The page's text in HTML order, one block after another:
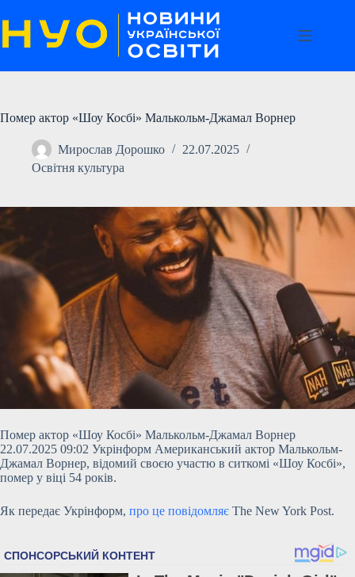
до
вмісту
Помер актор «Шоу Косбі» Малькольм-Джамал Ворнер
Мирослав Дорошко
22.07.2025
Освітня культура
Помер актор «Шоу Косбі» Малькольм-Джамал Ворнер
22.07.2025 09:02 Укрінформ Американський актор Малькольм-
Джамал Ворнер, відомий своєю участю в ситкомі «Шоу Косбі»,
помер у віці 54 років.
Як передає Укрінформ, про це повідомляє The New York Post.